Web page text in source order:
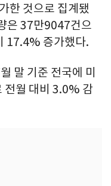
한 것으로 집계됐
은 37만9047건으
17.4% 증가했다.
말 기준 전국에 미
전월 대비 3.0% 감